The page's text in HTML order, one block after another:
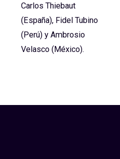
Carlos Thiebaut
(España), Fidel Tubino
(Perú) y Ambrosio
Velasco (México).